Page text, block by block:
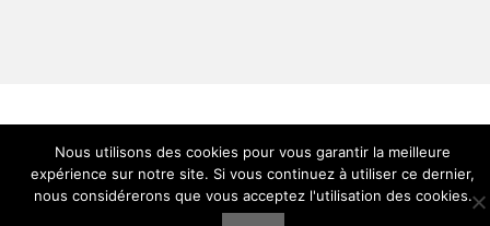
Nous utilisons des cookies pour vous garantir la meilleure
expérience sur notre site. Si vous continuez à utiliser ce dernier,
nous considérerons que vous acceptez l'utilisation des cookies.